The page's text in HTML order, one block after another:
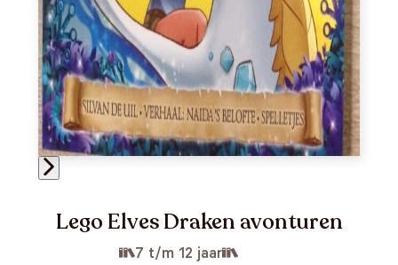
Lego Elves Draken avonturen
7 t/m 12 jaar